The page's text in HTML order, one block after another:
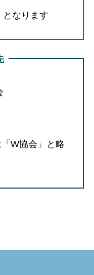
となります
W協会」と略